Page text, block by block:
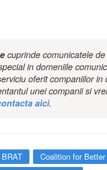
cuprinde comunicatele
in domeniile
oferit companiilor
unei companii si
aici.
BRAT Coalition for